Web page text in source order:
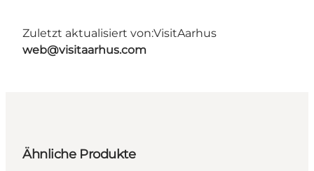
Zuletzt aktualisiert von:VisitAarhus
web@visitaarhus.com
Ähnliche Produkte